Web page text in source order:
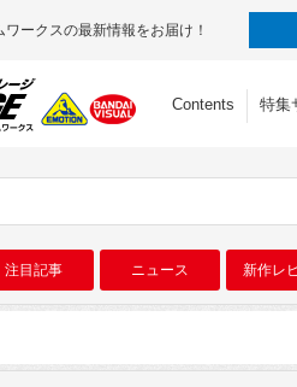
ークスの最新情報をお届け！
Contents 特集
注目記事 ニュース 新作レ